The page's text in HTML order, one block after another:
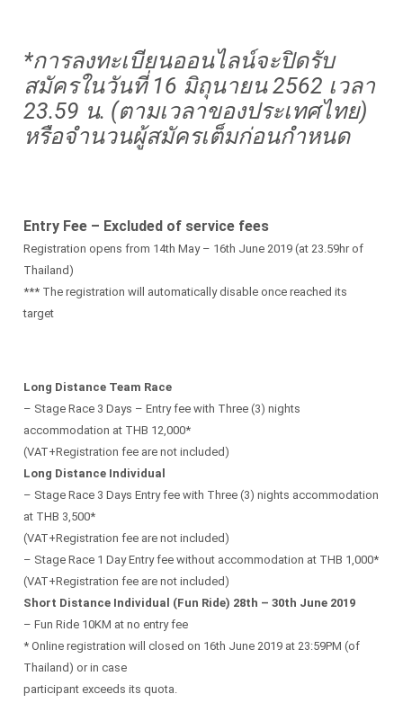
*การลงทะเบียนออนไลน์จะปิดรับ
สมัครในวันที่ 16 มิถุนายน 2562 เวลา
23.59 น. (ตามเวลาของประเทศไทย)
หรือจำนวนผู้สมัครเต็มก่อนกำหนด
Entry Fee – Excluded of service fees
Registration opens from 14th May – 16th June 2019 (at 23.59hr of
Thailand)
*** The registration will automatically disable once reached its
target
Long Distance Team Race
– Stage Race 3 Days – Entry fee with Three (3) nights
accommodation at THB 12,000*
(VAT+Registration fee are not included)
Long Distance Individual
– Stage Race 3 Days Entry fee with Three (3) nights accommodation
at THB 3,500*
(VAT+Registration fee are not included)
– Stage Race 1 Day Entry fee without accommodation at THB 1,000*
(VAT+Registration fee are not included)
Short Distance Individual (Fun Ride) 28th – 30th June 2019
– Fun Ride 10KM at no entry fee
* Online registration will closed on 16th June 2019 at 23:59PM (of
Thailand) or in case
participant exceeds its quota.